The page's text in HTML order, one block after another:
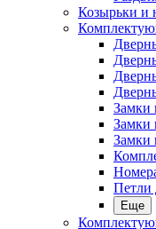
Козырьки и
Замки
Замки
Замки
Петли
Еще